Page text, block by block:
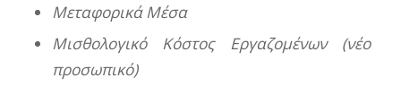
Μεταφορικά Μέσα
Μισθολογικό Κόστος Εργαζομένων (νέο
προσωπικό)